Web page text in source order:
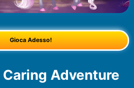
Gioca Adesso!
Caring Adventure